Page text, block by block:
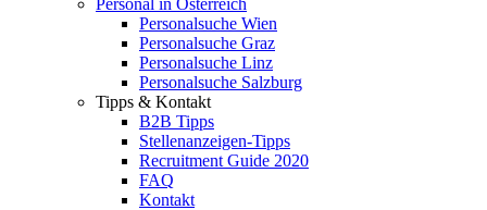
Personal in Österreich
Personalsuche Wien
Personalsuche Graz
Personalsuche Linz
Personalsuche Salzburg
Tipps & Kontakt
B2B Tipps
Stellenanzeigen-Tipps
Recruitment Guide 2020
FAQ
Kontakt